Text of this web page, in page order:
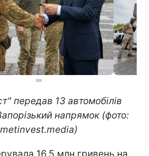
передав 13 автомобілів
напрямок (фото:
metinvest.media)
16,5 млн гривень на